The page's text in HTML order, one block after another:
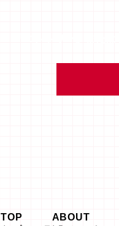
TOP ABOUT